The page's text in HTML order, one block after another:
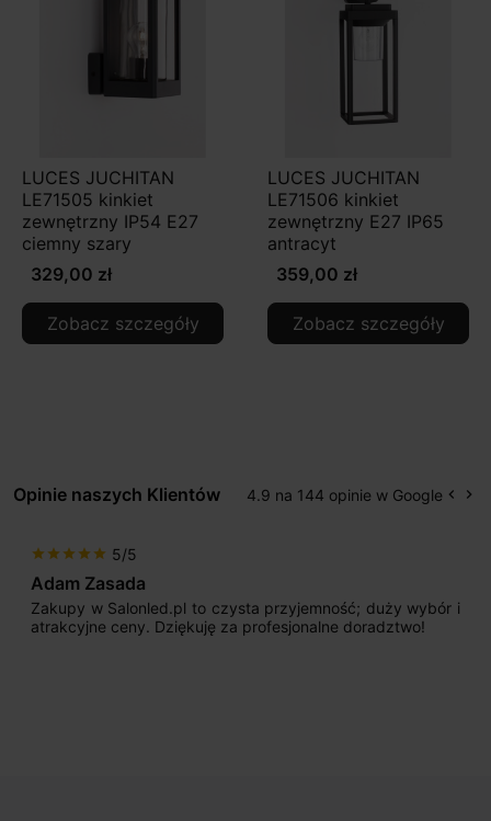
LUCES JUCHITAN
LE71505 kinkiet
zewnętrzny IP54 E27
ciemny szary
329,00 zł
Zobacz szczegóły
LUCES JUCHITAN
LE71506 kinkiet
zewnętrzny E27 IP65
antracyt
359,00 zł
Zobacz szczegóły
Opinie naszych Klientów 4.9 na 144 opinie w Google keyboard_arrow_left keyboard_arrow_right
star star star star star 5/5
Adam Zasada
Zakupy w Salonled.pl to czysta przyjemność; duży wybór i
atrakcyjne ceny. Dziękuję za profesjonalne doradztwo!